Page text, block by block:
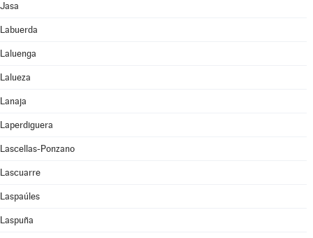
Jasa
Labuerda
Laluenga
Lalueza
Lanaja
Laperdiguera
Lascellas-Ponzano
Lascuarre
Laspaúles
Laspuña